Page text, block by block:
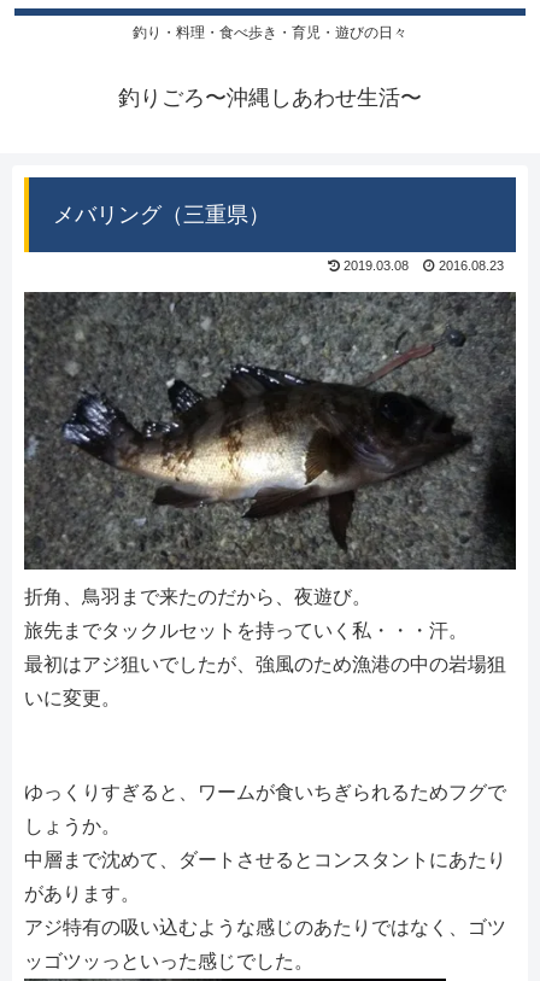
釣り・料理・食べ歩き・育児・遊びの日々
釣りごろ〜沖縄しあわせ生活〜
メバリング（三重県）
2019.03.08 2016.08.23
折角、鳥羽まで来たのだから、夜遊び。
旅先までタックルセットを持っていく私・・・汗。
最初はアジ狙いでしたが、強風のため漁港の中の岩場狙
いに変更。
ゆっくりすぎると、ワームが食いちぎられるためフグで
しょうか。
中層まで沈めて、ダートさせるとコンスタントにあたり
があります。
アジ特有の吸い込むような感じのあたりではなく、ゴツ
ッゴツッっといった感じでした。